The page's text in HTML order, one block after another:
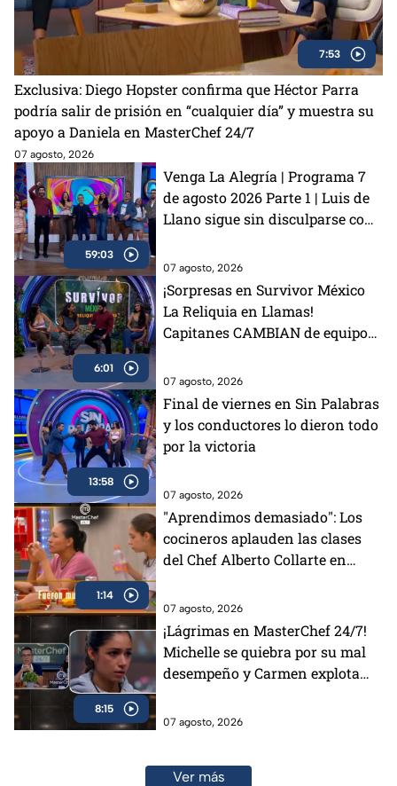
7:53
Exclusiva: Diego Hopster confirma que Héctor Parra
podría salir de prisión en “cualquier día” y muestra su
apoyo a Daniela en MasterChef 24/7
07 agosto, 2026
59:03
Venga La Alegría | Programa 7
de agosto 2026 Parte 1 | Luis de
Llano sigue sin disculparse con
habla de su hija Melenie y
preparamos unas ricas alitas
BBQ con café
07 agosto, 2026
6:01
¡Sorpresas en Survivor México
La Reliquia en Llamas!
Capitanes CAMBIAN de equipos
07 agosto, 2026
13:58
Final de viernes en Sin Palabras
y los conductores lo dieron todo
por la victoria
07 agosto, 2026
1:14
"Aprendimos demasiado": Los
cocineros aplauden las clases
del Chef Alberto Collarte en
07 agosto, 2026
8:15
¡Lágrimas en MasterChef 24/7!
Michelle se quiebra por su mal
desempeño y Carmen explota
07 agosto, 2026
Ver más